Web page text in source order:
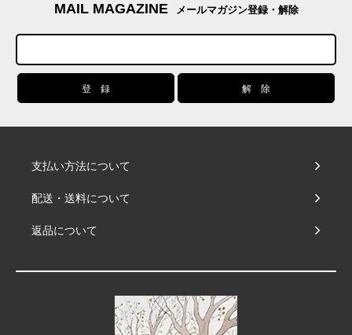
MAIL MAGAZINE メールマガジン登録・解除
支払い方法について
配送・送料について
返品について